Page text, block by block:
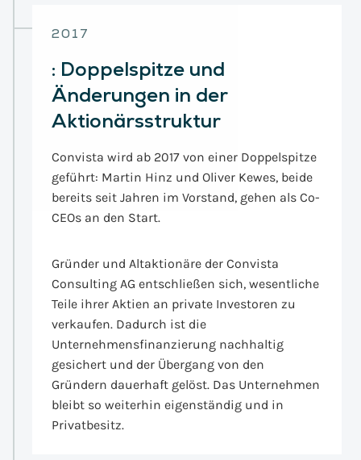
2017
: Doppelspitze und
Änderungen in der
Aktionärsstruktur
Convista wird ab 2017 von einer Doppelspitze
geführt: Martin Hinz und Oliver Kewes, beide
bereits seit Jahren im Vorstand, gehen als Co-
CEOs an den Start.
Gründer und Altaktionäre der Convista
Consulting AG entschließen sich, wesentliche
Teile ihrer Aktien an private Investoren zu
verkaufen. Dadurch ist die
Unternehmensfinanzierung nachhaltig
gesichert und der Übergang von den
Gründern dauerhaft gelöst. Das Unternehmen
bleibt so weiterhin eigenständig und in
Privatbesitz.